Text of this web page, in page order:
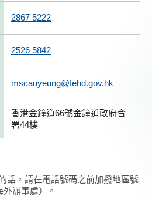
2867 5222
2526 5842
mscauyeung@fehd.gov.hk
香港金鐘道66號金鐘道政府合
署44樓
話，請在電話號碼之前加撥地區號
辦事處）。